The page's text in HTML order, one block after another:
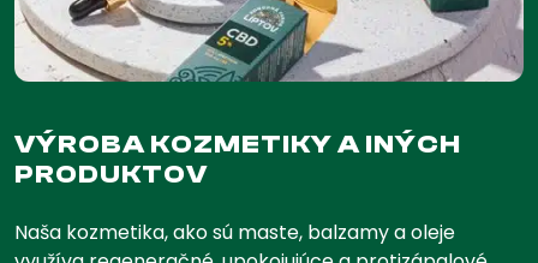
VÝROBA KOZMETIKY A INÝCH
PRODUKTOV
Naša kozmetika, ako sú maste, balzamy a oleje